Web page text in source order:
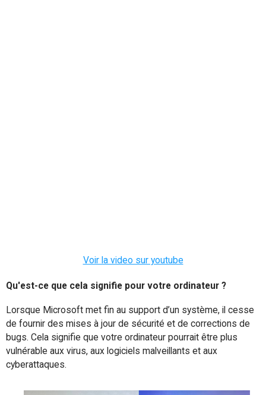
Voir la video sur youtube
Qu'est-ce que cela signifie pour votre ordinateur ?
Lorsque Microsoft met fin au support d’un système, il cesse
de fournir des mises à jour de sécurité et de corrections de
bugs. Cela signifie que votre ordinateur pourrait être plus
vulnérable aux virus, aux logiciels malveillants et aux
cyberattaques.